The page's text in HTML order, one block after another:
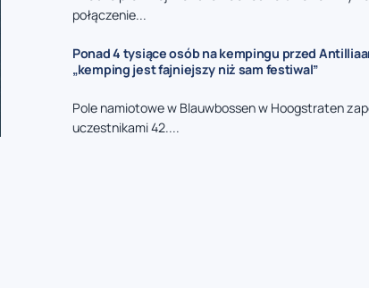
połączenie...
Ponad 4 tysiące osób na kempingu przed
„kemping jest fajniejszy niż sam festiwal”
Pole namiotowe w Blauwbossen w Hoogstraten
uczestnikami 42....